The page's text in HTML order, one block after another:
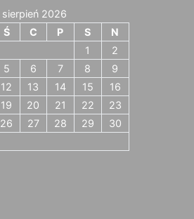
sierpień 2026
Ś C P S
N
1
2
5 6 7 8
9
12 13 14 15
16
19 20 21 22
23
26 27 28 29
30